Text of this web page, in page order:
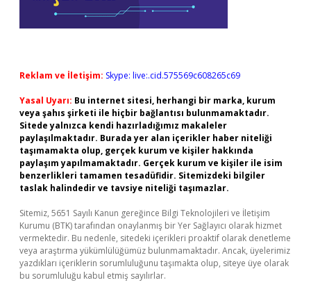
Reklam ve İletişim: Skype: live:.cid.575569c608265c69
Yasal Uyarı: Bu internet sitesi, herhangi bir marka, kurum
veya şahıs şirketi ile hiçbir bağlantısı bulunmamaktadır.
Sitede yalnızca kendi hazırladığımız makaleler
paylaşılmaktadır. Burada yer alan içerikler haber niteliği
taşımamakta olup, gerçek kurum ve kişiler hakkında
paylaşım yapılmamaktadır. Gerçek kurum ve kişiler ile isim
benzerlikleri tamamen tesadüfidir. Sitemizdeki bilgiler
taslak halindedir ve tavsiye niteliği taşımazlar.
Sitemiz, 5651 Sayılı Kanun gereğince Bilgi Teknolojileri ve İletişim
Kurumu (BTK) tarafından onaylanmış bir Yer Sağlayıcı olarak hizmet
vermektedir. Bu nedenle, sitedeki içerikleri proaktif olarak denetleme
veya araştırma yükümlülüğümüz bulunmamaktadır. Ancak, üyelerimiz
yazdıkları içeriklerin sorumluluğunu taşımakta olup, siteye üye olarak
bu sorumluluğu kabul etmiş sayılırlar.